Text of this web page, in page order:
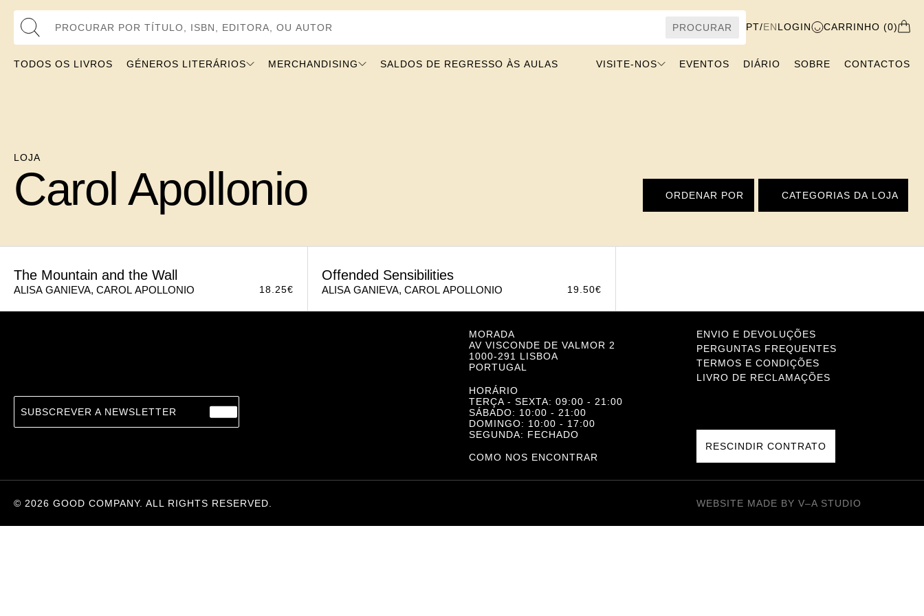
Procurar por Título, ISBN, Editora, ou Autor
PROCURAR PT/ENLOGIN CARRINHO (0)
TODOS OS LIVROS GÉNEROS LITERÁRIOS MERCHANDISING SALDOS DE REGRESSO ÀS AULAS VISITE-NOS EVENTOS DIÁRIO SOBRE CONTACTOS
LOJA
Carol Apollonio ORDENAR POR CATEGORIAS DA LOJA